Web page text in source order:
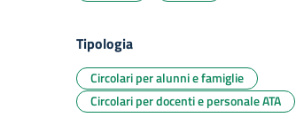
Tipologia
Circolari per alunni e famiglie
Circolari per docenti e personale ATA